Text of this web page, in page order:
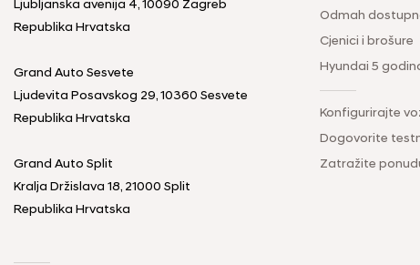
Ljubljanska avenija 4, 10090 Zagreb
Republika Hrvatska
Grand Auto Sesvete
Ljudevita Posavskog 29, 10360 Sesvete
Republika Hrvatska
Grand Auto Split
Kralja Držislava 18, 21000 Split
Republika Hrvatska
Odmah
Cjenici i brošure
Hyundai 5
Konfigurirajte
Dogovorite
Zatražite